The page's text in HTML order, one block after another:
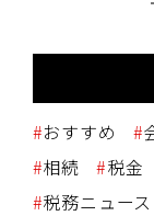
おすすめ
相続
税金
税務ニュース